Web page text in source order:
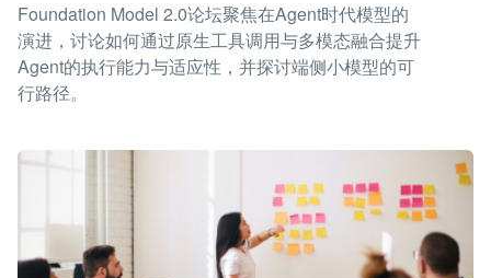
Foundation Model 2.0论坛聚焦在Agent时代模型的
演进，讨论如何通过原生工具调用与多模态融合提升
Agent的执行能力与适应性，并探讨端侧小模型的可
行路径。